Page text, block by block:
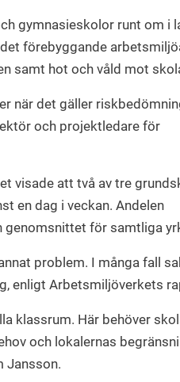
gymnasieskolor runt om i
förebyggande
samt hot och våld mot
när det gäller
och projektledare för
visade att två av tre
en dag i veckan. Andelen
för samtliga
problem. I många fall
enligt Arbetsmiljöverkets
klassrum. Här behöver
och lokalernas
Jansson.